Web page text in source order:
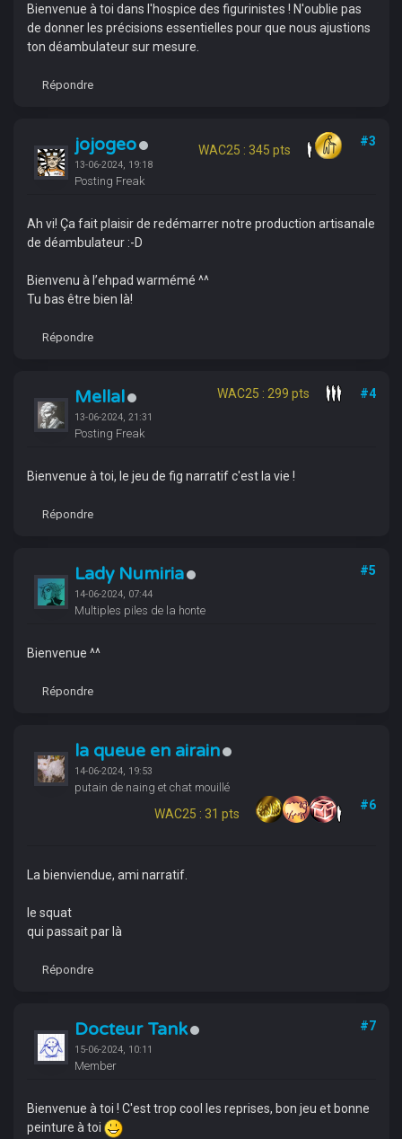
Bienvenue à toi dans l'hospice des figurinistes ! N'oublie pas
de donner les précisions essentielles pour que nous ajustions
ton déambulateur sur mesure.
Répondre
jojogeo
13-06-2024, 19:18
Posting Freak
WAC25 : 345 pts
#3
Ah vi! Ça fait plaisir de redémarrer notre production artisanale
de déambulateur :-D
Bienvenu à l’ehpad warmémé ^^
Tu bas être bien là!
Répondre
Mellal
13-06-2024, 21:31
Posting Freak
WAC25 : 299 pts #4
Bienvenue à toi, le jeu de fig narratif c'est la vie !
Répondre
Lady Numiria
14-06-2024, 07:44
Multiples piles de la honte
#5
Bienvenue ^^
Répondre
la queue en airain
14-06-2024, 19:53
putain de naing et chat mouillé
WAC25 : 31 pts
#6
La bienviendue, ami narratif.
le squat
qui passait par là
Répondre
Docteur Tank
15-06-2024, 10:11
Member
#7
Bienvenue à toi ! C'est trop cool les reprises, bon jeu et bonne
peinture à toi